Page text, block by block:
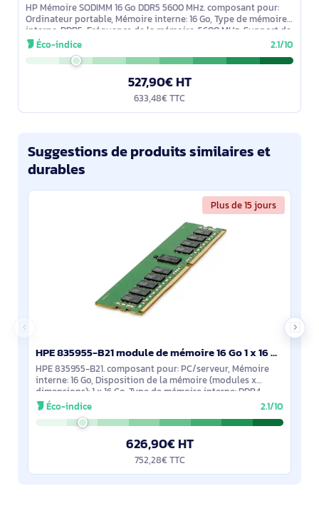
HP Mémoire SODIMM 16 Go DDR5 5600 MHz. composant pour:
Ordinateur portable, Mémoire interne: 16 Go, Type de mémoire
interne: DDR5, Fréquence de la mémoire: 5600 MHz, Support de
mémoire: 262-pin
Éco-indice 2.1/10
527,90€ HT
633,48€ TTC
Suggestions de produits similaires et
durables
Plus de 15 jours
HPE 835955-B21 module de mémoire 16 Go 1 x 16 Go DDR4 288-pin DIMM ECC
HPE 835955-B21. composant pour: PC/serveur, Mémoire
interne: 16 Go, Disposition de la mémoire (modules x
dimensions): 1 x 16 Go, Type de mémoire interne: DDR4,
Fréquence de la mémoire: 2666 MHz,
Éco-indice 2.1/10
626,90€ HT
752,28€ TTC